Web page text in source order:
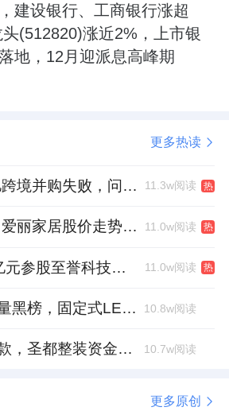
建设银行、工商银行涨超
(512820)涨近2%，上市银
地，12月迎派息高峰期
更多热读
科达制造75亿跨境并购失败，问题出在哪一关？ 11.3w阅读 热
10个涨停板！爱丽家居股价走势有点狂 11.0w阅读 热
名家汇拟2.6亿元参股至誉科技，跨界布局工业级固态存储 11.0w阅读 热
贵派照明登质量黑榜，固定式LED灯具抽检不合格 10.8w阅读
开工不用先付款，圣都整装资金存管服务总额破50亿元 10.7w阅读
更多原创